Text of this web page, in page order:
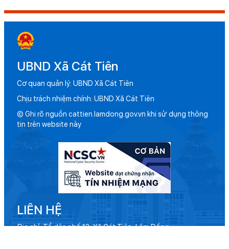
UBND Xã Cát Tiên
Cơ quan quản lý: UBND Xã Cát Tiên
Chịu trách nhiệm chính: UBND Xã Cát Tiên
© Ghi rõ nguồn cattien.lamdong.gov.vn khi sử dụng thông
tin trên website này
LIÊN HỆ
Địa chỉ: Tổ dân phố 13, Xã Cát Tiên, Lâm Đồng